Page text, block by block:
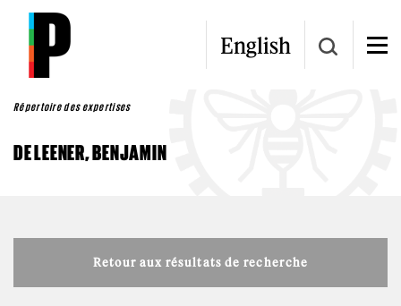
Aller au contenu principal
English
Répertoire des expertises
DE LEENER, BENJAMIN
Retour aux résultats de recherche